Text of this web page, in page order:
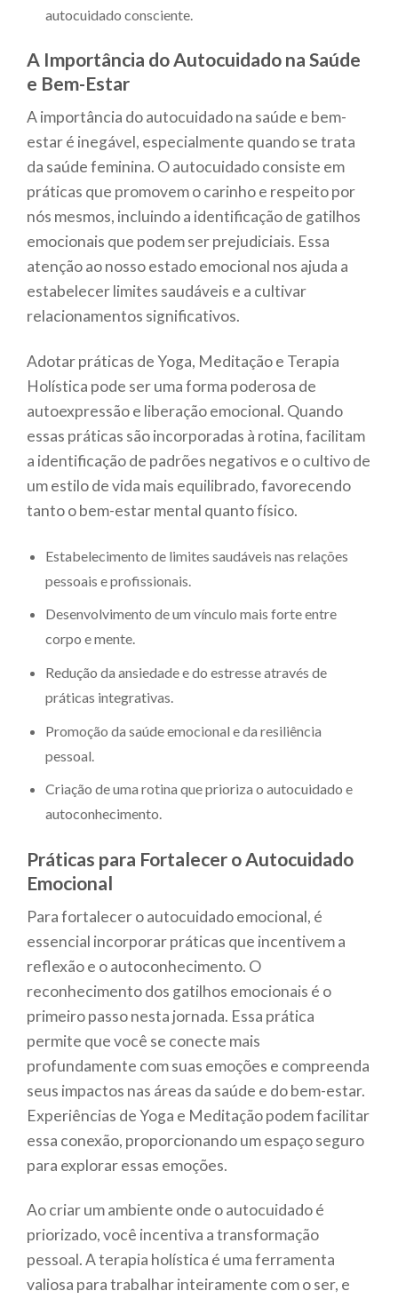
autocuidado consciente.
A Importância do Autocuidado na Saúde
e Bem-Estar
A importância do autocuidado na saúde e bem-
estar é inegável, especialmente quando se trata
da saúde feminina. O autocuidado consiste em
práticas que promovem o carinho e respeito por
nós mesmos, incluindo a identificação de gatilhos
emocionais que podem ser prejudiciais. Essa
atenção ao nosso estado emocional nos ajuda a
estabelecer limites saudáveis e a cultivar
relacionamentos significativos.
Adotar práticas de Yoga, Meditação e Terapia
Holística pode ser uma forma poderosa de
autoexpressão e liberação emocional. Quando
essas práticas são incorporadas à rotina, facilitam
a identificação de padrões negativos e o cultivo de
um estilo de vida mais equilibrado, favorecendo
tanto o bem-estar mental quanto físico.
Estabelecimento de limites saudáveis nas relações
pessoais e profissionais.
Desenvolvimento de um vínculo mais forte entre
corpo e mente.
Redução da ansiedade e do estresse através de
práticas integrativas.
Promoção da saúde emocional e da resiliência
pessoal.
Criação de uma rotina que prioriza o autocuidado e
autoconhecimento.
Práticas para Fortalecer o Autocuidado
Emocional
Para fortalecer o autocuidado emocional, é
essencial incorporar práticas que incentivem a
reflexão e o autoconhecimento. O
reconhecimento dos gatilhos emocionais é o
primeiro passo nesta jornada. Essa prática
permite que você se conecte mais
profundamente com suas emoções e compreenda
seus impactos nas áreas da saúde e do bem-estar.
Experiências de Yoga e Meditação podem facilitar
essa conexão, proporcionando um espaço seguro
para explorar essas emoções.
Ao criar um ambiente onde o autocuidado é
priorizado, você incentiva a transformação
pessoal. A terapia holística é uma ferramenta
valiosa para trabalhar inteiramente com o ser, e